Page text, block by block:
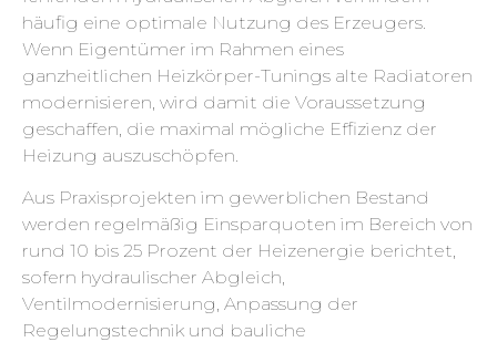
häufig eine optimale Nutzung des Erzeugers.
Wenn Eigentümer im Rahmen eines
ganzheitlichen Heizkörper-Tunings alte Radiatoren
modernisieren, wird damit die Voraussetzung
geschaffen, die maximal mögliche Effizienz der
Heizung auszuschöpfen.
Aus Praxisprojekten im gewerblichen Bestand
werden regelmäßig Einsparquoten im Bereich von
rund 10 bis 25 Prozent der Heizenergie berichtet,
sofern hydraulischer Abgleich,
Ventilmodernisierung, Anpassung der
Regelungstechnik und bauliche